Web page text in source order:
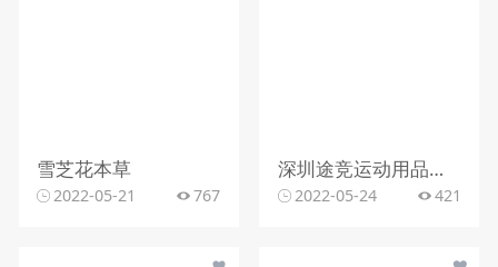
雪芝花本草
2022-05-21 767
深圳途竞运动用品有限公司
2022-05-24 421